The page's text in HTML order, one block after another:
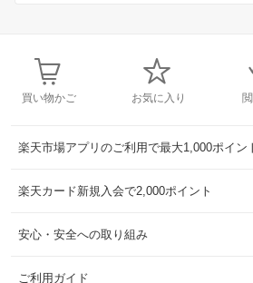
買い物かご お気に入り
楽天市場アプリのご利用で最大1,000ポイン
楽天カード新規入会で2,000ポイント
安心・安全への取り組み
ご利用ガイド